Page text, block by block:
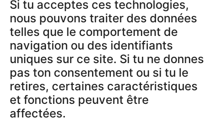
Si tu acceptes ces technologies,
nous pouvons traiter des données
telles que le comportement de
navigation ou des identifiants
uniques sur ce site. Si tu ne donnes
pas ton consentement ou si tu le
retires, certaines caractéristiques
et fonctions peuvent être
affectées.
RECHTLICHES
AGB
Datenschutzerklärung
Impressum
Widerrufsbelehrung
Datenschutz App
SUPPORT & INFOS